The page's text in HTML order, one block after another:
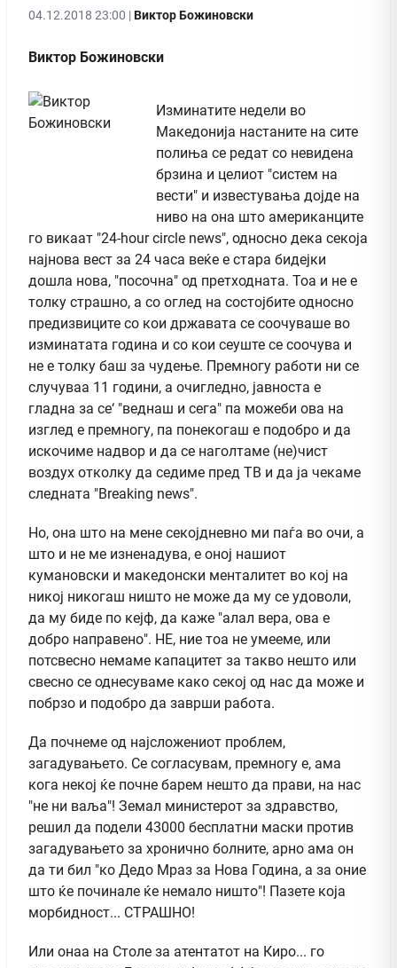
04.12.2018 23:00 |Виктор Божиновски
Виктор Божиновски
Изминатите недели во
Македонија настаните на сите
полиња се редат со невидена
брзина и целиот "систем на
вести" и известувања дојде на
ниво на она што американците
го викаат "24-hour circle news", односно дека секоја
најнова вест за 24 часа веќе е стара бидејки
дошла нова, "посочна" од претходната. Тоа и не е
толку страшно, а со оглед на состојбите односно
предизвиците со кои државата се соочуваше во
изминатата година и со кои сеуште се соочува и
не е толку баш за чудење. Премногу работи ни се
случуваа 11 години, а очигледно, јавноста е
гладна за се‘ "веднаш и сега" па можеби ова на
изглед е премногу, па понекогаш е подобро и да
искочиме надвор и да се наголтаме (не)чист
воздух отколку да седиме пред ТВ и да ја чекаме
следната "Breaking news".
Но, она што на мене секојдневно ми паѓа во очи, а
што и не ме изненадува, е оној нашиот
кумановски и македонски менталитет во кој на
никој никогаш ништо не може да му се удоволи,
да му биде по кејф, да каже "алал вера, ова е
добро направено". НЕ, ние тоа не умееме, или
потсвесно немаме капацитет за такво нешто или
свесно се однесуваме како секој од нас да може и
побрзо и подобро да заврши работа.
Да почнеме од најсложениот проблем,
загадувањето. Се согласувам, премногу е, ама
кога некој ќе почне барем нешто да прави, на нас
"не ни ваља"! Земал министерот за здравство,
решил да подели 43000 бесплатни маски против
загадувањето за хронично болните, арно ама он
да ти бил "ко Дедо Мраз за Нова Година, а за оние
што ќе починале ќе немало ништо"! Пазете која
морбидност... СТРАШНО!
Или онаа на Столе за атентатот на Киро... го